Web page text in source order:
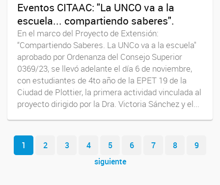
Eventos CITAAC: "La UNCO va a la
escuela... compartiendo saberes".
En el marco del Proyecto de Extensión:
“Compartiendo Saberes. La UNCo va a la escuela"
aprobado por Ordenanza del Consejo Superior
0369/23, se llevó adelante el día 6 de noviembre,
con estudiantes de 4to año de la EPET 19 de la
Ciudad de Plottier, la primera actividad vinculada al
proyecto dirigido por la Dra. Victoria Sánchez y el...
Navegador de artículos
1 2 3 4 5 6 7 8
9
siguiente